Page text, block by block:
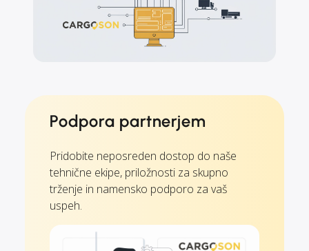
Podpora partnerjem
Pridobite neposreden dostop do naše
tehnične ekipe, priložnosti za skupno
trženje in namensko podporo za vaš
uspeh.